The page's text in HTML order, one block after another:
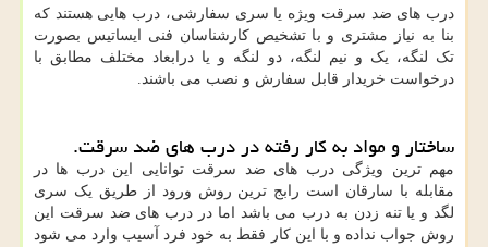
درب های ضد سرقت ویژه یا سری سفارشی، درب هایی هستند که
بنا به نیاز مشتری و با تشخیص کارشناسان فنی ایساتیس بصورت
تک لنگه، یک و نیم لنگه، دو لنگه و یا درابعاد مختلف مطابق با
درخواست خریدار قابل سفارش و نصب می باشند.
ساختار و مواد به کار رفته در درب های ضد سرقت.
مهم ترین ویژگی درب های ضد سرقت توانایی این درب ها در
مقابله با سارقان است رابج ترین روش ورود از طریق یک سری
لگد و یا تنه زدن به درب می باشد اما در درب های ضد سرقت این
روش جواب نداده و با این کار فقط به خود فرد آسیب وارد می شود